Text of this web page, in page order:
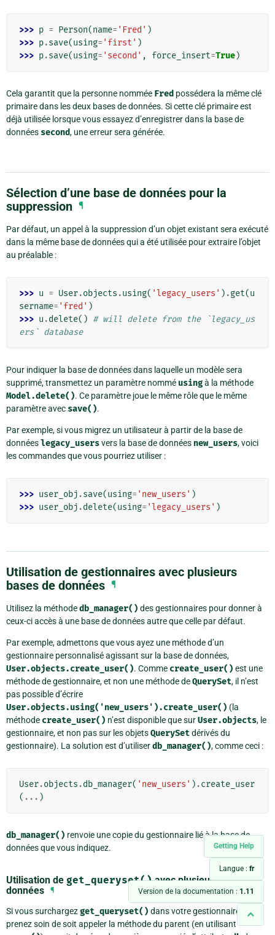
Getting Help
Langue : fr
Version de la documentation : 1.11
>>> p = Person(name= 'Fred' )
>>> p.save(using= 'first' )
>>> p.save(using= 'second' , force_insert=True)
Cela garantit que la personne nommée Fred possédera la même clé
primaire dans les deux bases de données. Si cette clé primaire est
déjà utilisée lorsque vous essayez d’enregistrer dans la base de
données second, une erreur sera générée.
Sélection d’une base de données pour la
suppression ¶
Par défaut, un appel à la suppression d’un objet existant sera exécuté
dans la même base de données qui a été utilisée pour extraire l’objet
au préalable :
>>> u = User.objects .using( 'legacy_users' ) .get(u
sername= 'fred' )
>>> u .delete() # will delete from the `legacy_us
ers` database
Pour indiquer la base de données dans laquelle un modèle sera
supprimé, transmettez un paramètre nommé usingà la méthode
Model.delete(). Ce paramètre joue le même rôle que le même
paramètre avec save().
Par exemple, si vous migrez un utilisateur à partir de la base de
donnéeslegacy_usersvers la base de données new_users, voici
les commandes que vous pourriez utiliser :
>>> user_obj .save(using= 'new_users' )
>>> user_obj .delete(using= 'legacy_users' )
Utilisation de gestionnaires avec plusieurs
bases de données ¶
Utilisez la méthodedb_manager() des gestionnaires pour donner à
ceux-ci accès à une base de données autre que celle par défaut.
Par exemple, admettons que vous ayez une méthode d’un
gestionnaire personnalisé agissant sur la base de données,
User.objects.create_user(). Comme create_user() est une
méthode de gestionnaire, et non une méthode deQuerySet, il n’est
pas possible d’écrire
User.objects.using('new_users').create_user() (la
méthode create_user() n’est disponible que surUser.objects, le
gestionnaire, et non pas sur les objetsQuerySetdérivés du
gestionnaire). La solution est d’utiliserdb_manager(), comme ceci :
User.objects .db_manager( 'new_users' ) .create_user
( ... )
db_manager() renvoie une copie du gestionnaire lié à la base de
données que vous indiquez.
Utilisation de get_queryset()avec plusieurs bases de
données
¶
Si vous surchargezget_queryset() dans votre gestionnaire,
prenez soin de soit appeler la méthode du parent (en utilisant